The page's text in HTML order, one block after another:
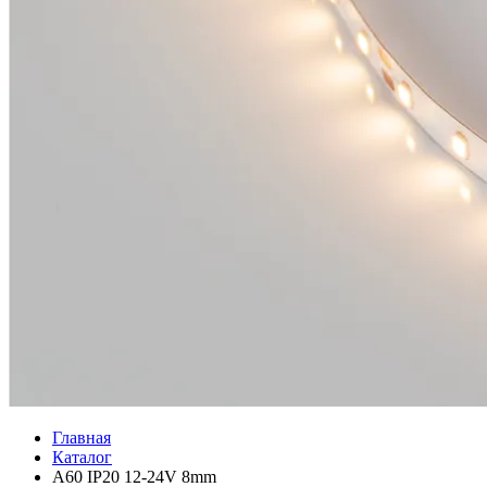
Главная
Каталог
A60 IP20 12-24V 8mm